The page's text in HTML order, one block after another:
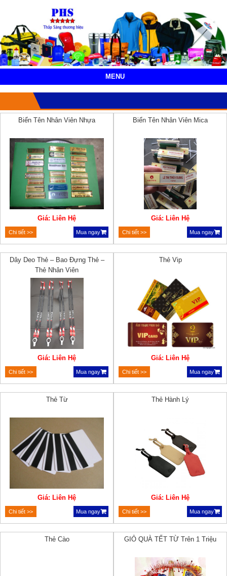
MENU
Biển Tên Nhân Viên Nhựa
Giá: Liên Hệ
Chi tiết >> Mua ngay
Biển Tên Nhân Viên Mica
Giá: Liên Hệ
Chi tiết >> Mua ngay
Dây Deo Thẻ – Bao Đựng Thẻ –
Thẻ Nhân Viên
Giá: Liên Hệ
Chi tiết >> Mua ngay
Thẻ Vip
Giá: Liên Hệ
Chi tiết >> Mua ngay
Thẻ Từ
Giá: Liên Hệ
Chi tiết >> Mua ngay
Thẻ Hành Lý
Giá: Liên Hệ
Chi tiết >> Mua ngay
Thẻ Cào GIỎ QUÀ TẾT TỪ Trên 1 Triệu